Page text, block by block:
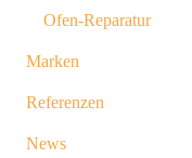
Ofen-Reparatur
Marken
Referenzen
News